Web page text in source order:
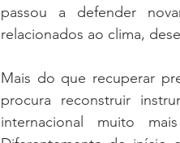
passou a defender
relacionados ao clima,
Mais do que recuperar
procura reconstruir
internacional muito